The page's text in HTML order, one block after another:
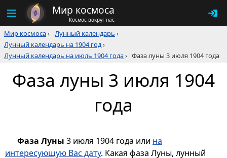
Мир космоса
Космос вокруг нас
Мир космоса› Лунный календарь ›
Лунный календарь на 1904 год›
Лунный календарь на июль 1904 года› Фаза луны 3 июля 1904 года
Фаза луны 3 июля 1904
года
Фаза Луны 3 июля 1904 года или на
интересующую Вас дату. Какая фаза Луны, лунный